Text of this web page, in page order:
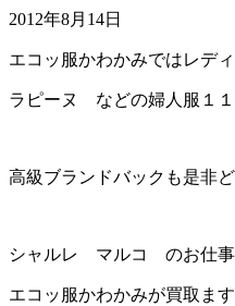
2012年8月14日
エコッ服かわかみではレ
ラピーヌ などの婦人服１１
高級ブランドバックも是非ど
シャルレ マルコ のお仕事
エコッ服かわかみが買取ます